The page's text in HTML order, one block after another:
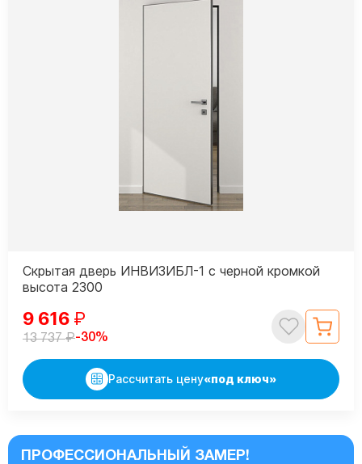
Скрытая дверь ИНВИЗИБЛ-1 с черной кромкой
высота 2300
9 616 ₽
13 737₽-30%
Рассчитать цену«под ключ»
ПРОФЕССИОНАЛЬНЫЙ ЗАМЕР!